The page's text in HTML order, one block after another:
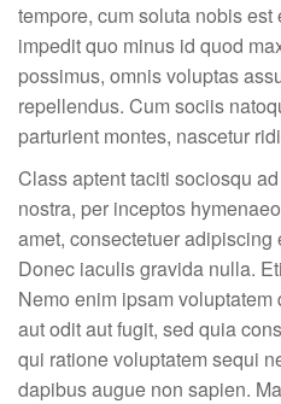
tempore, cum soluta nobis
impedit quo minus id quod
possimus, omnis voluptas
repellendus. Cum sociis
parturient montes, nascetur
Class aptent taciti sociosqu
nostra, per inceptos
amet, consectetuer
Donec iaculis gravida nulla.
Nemo enim ipsam
aut odit aut fugit, sed quia
qui ratione voluptatem sequi
dapibus augue non sapien.